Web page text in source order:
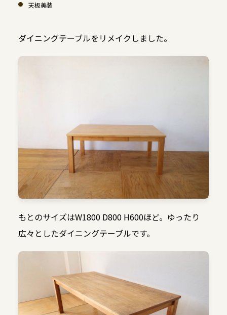
天板美装
ダイニングテーブルをリメイクしました。
もとのサイズはW1800 D800 H600ほど。ゆったり
広々としたダイニングテーブルです。